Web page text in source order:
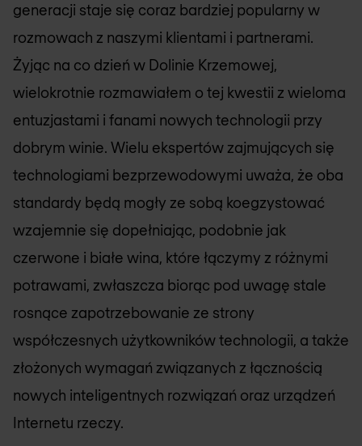
generacji staje się coraz bardziej popularny w
rozmowach z naszymi klientami i partnerami.
Żyjąc na co dzień w Dolinie Krzemowej,
wielokrotnie rozmawiałem o tej kwestii z wieloma
entuzjastami i fanami nowych technologii przy
dobrym winie. Wielu ekspertów zajmujących się
technologiami bezprzewodowymi uważa, że oba
standardy będą mogły ze sobą koegzystować
wzajemnie się dopełniając, podobnie jak
czerwone i białe wina, które łączymy z różnymi
potrawami, zwłaszcza biorąc pod uwagę stale
rosnące zapotrzebowanie ze strony
współczesnych użytkowników technologii, a także
złożonych wymagań związanych z łącznością
nowych inteligentnych rozwiązań oraz urządzeń
Internetu rzeczy.